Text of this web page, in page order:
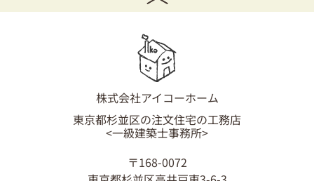
ショールーム
お知らせ
採用情報
株式会社アイコーホーム
東京都杉並区の注文住宅の工務店
<一級建築士事務所>
〒168-0072